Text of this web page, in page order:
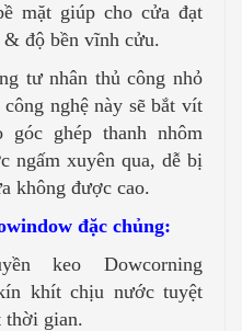
mặt giúp cho cửa đạt
độ bền vĩnh cửu.
tư nhân thủ công nhỏ
nghệ này sẽ bắt vít
ghép thanh nhôm
ngấm xuyên qua, dễ bị
không được cao.
đặc chủng:
keo Dowcorning
khít chịu nước tuyệt
thời gian.